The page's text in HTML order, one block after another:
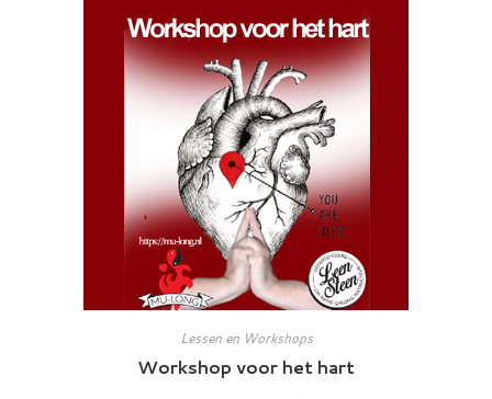
Lessen en Workshops
Workshop voor het hart